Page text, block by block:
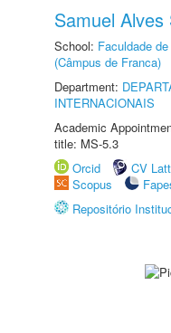
Samuel Alves
School: Faculdade
(Câmpus de Franca)
Department:
INTERNACIONAIS
Academic
title: MS-5.3
Orcid
CV
Scopus
Repositório